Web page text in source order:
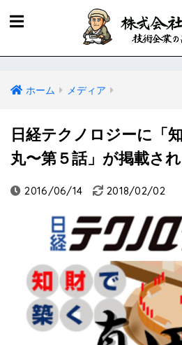
ホーム メディア
日経テクノロジーに「
丸〜第５話」が掲載さ
2016/06/14 2018/02/02